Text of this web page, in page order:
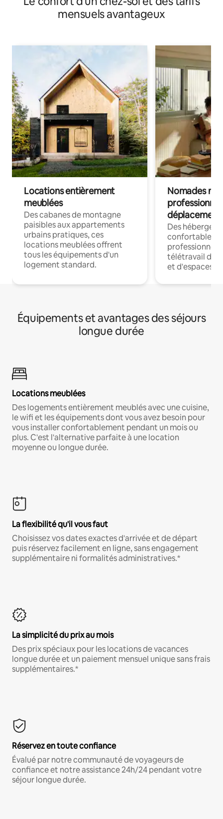
mensuels avantageux
Locations entièrement
meublées
Des cabanes de montagne
paisibles aux appartements
urbains pratiques, ces
locations meublées offrent
tous les équipements d'un
logement standard.
Nomades
déplacement
Des
confortables
professionnels
télétravail
et d'espaces
Équipements et avantages des séjours
longue durée
Locations meublées
Des logements entièrement meublés avec une cuisine,
le wifi et les équipements dont vous avez besoin pour
vous installer confortablement pendant un mois ou
plus. C'est l'alternative parfaite à une location
moyenne ou longue durée.
La flexibilité qu'il vous faut
Choisissez vos dates exactes d'arrivée et de départ
puis réservez facilement en ligne, sans engagement
supplémentaire ni formalités administratives.*
La simplicité du prix au mois
Des prix spéciaux pour les locations de vacances
longue durée et un paiement mensuel unique sans frais
supplémentaires.*
Réservez en toute confiance
Évalué par notre communauté de voyageurs de
confiance et notre assistance 24h/24 pendant votre
séjour longue durée.